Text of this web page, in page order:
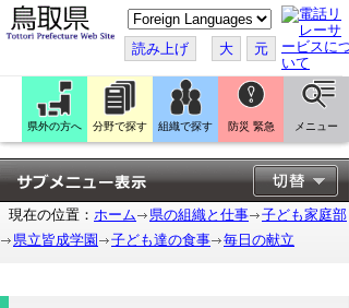
こ
の
ペ
ー
ジ
翻
訳
す
る
読み上げ 大 元
県外の方へ 分野で探す 組織で探す 防災 緊急 メニュー
現在の位置： ホーム 県の組織と仕事
子ども家庭部
県立皆成学園
子ども達の食事 毎日の献立